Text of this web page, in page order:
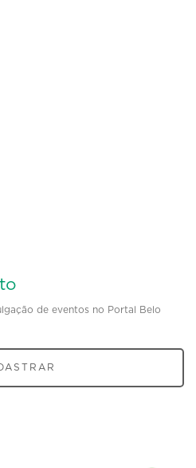
de eventos no Portal Belo